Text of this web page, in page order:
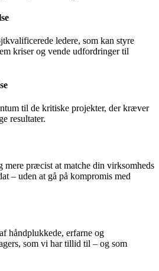
ledere, som kan styre
kriser og vende udfordringer til
til de kritiske projekter, der kræver
resultater.
præcist at matche din virksomheds
– uden at gå på kompromis med
håndplukkede, erfarne og
som vi har tillid til – og som